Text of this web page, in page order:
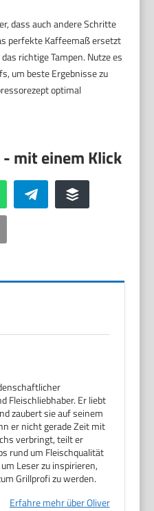
dass auch andere Schritte
perfekte Kaffeemaß ersetzt
richtige Tampen. Nutze es
um beste Ergebnisse zu
optimal
Telegram Buffer
Fleischliebhaber. Er liebt
zaubert sie auf seinem
er nicht gerade Zeit mit
verbringt, teilt er
rund um Fleischqualität
Leser zu inspirieren,
Grillprofi zu werden.
Erfahre mehr über Oliver